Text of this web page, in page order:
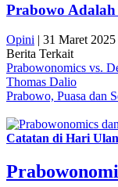
Prabowo
Opini | 31 Maret 2025
Berita Terkait
Prabowonomics vs.
Thomas Dalio
Prabowo, Puasa dan
Catatan di Hari